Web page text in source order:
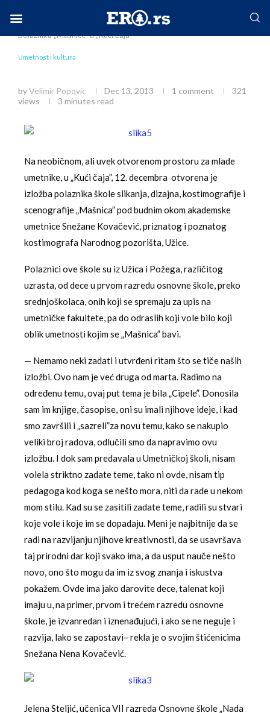
Home Umetnost i kultura
polaznika „Mašnice” u „Kući čaja”
Umetnost i kultura
byVelimir Popovic Dec 13, 2013 1 comment
321
views
3 minutes read
Na neobičnom, ali uvek otvorenom prostoru za mlade
umetnike, u „Kući čaja”, 12. decembra otvorena je
izložba polaznika škole slikanja, dizajna, kostimografije i
scenografije „Mašnica” pod budnim okom akademske
umetnice Snežane Kovačević, priznatog i poznatog
kostimografa Narodnog pozorišta, Užice.
Polaznici ove škole su iz Užica i Požega, različitog
uzrasta, od dece u prvom razredu osnovne škole, preko
srednjoškolaca, onih koji se spremaju za upis na
umetničke fakultete, pa do odraslih koji vole bilo koji
oblik umetnosti kojim se „Mašnica” bavi.
— Nemamo neki zadati i utvrđeni ritam što se tiče naših
izložbi. Ovo nam je već druga od marta. Radimo na
određenu temu, ovaj put tema je bila „Cipele”. Donosila
sam im knjige, časopise, oni su imali njihove ideje, i kad
smo završili i „sazreli”za novu temu, kako se nakupio
veliki broj radova, odlučili smo da napravimo ovu
izložbu. I dok sam predavala u Umetničkoj školi, nisam
volela striktno zadate teme, tako ni ovde, nisam tip
pedagoga kod koga se nešto mora, niti da rade u nekom
mom stilu. Kad su se zasitili zadate teme, radili su stvari
koje vole i koje im se dopadaju. Meni je najbitnije da se
radi na razvijanju njihove kreativnosti, da se usavršava
taj prirodni dar koji svako ima, a da usput nauče nešto
novo, ono što mogu da im iz svog znanja i iskustva
pokažem. Ovde ima jako darovite dece, talenat koji
imaju u, na primer, prvom i trećem razredu osnovne
škole, je izvanredan i iznenađujući, i ako se ne neguje i
razvija, lako se zapostavi– rekla je o svojim štićenicima
Snežana Nena Kovačević.
Jelena Steljić, učenica VII razreda Osnovne škole „Nada